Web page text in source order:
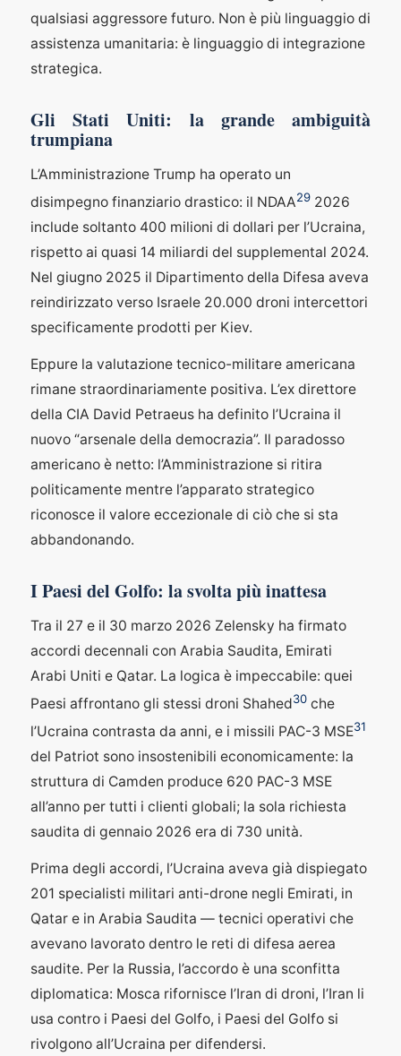
qualsiasi aggressore futuro. Non è più linguaggio di
assistenza umanitaria: è linguaggio di integrazione
strategica.
Gli Stati Uniti: la grande ambiguità
trumpiana
L’Amministrazione Trump ha operato un
disimpegno finanziario drastico: il NDAA292026
include soltanto 400 milioni di dollari per l’Ucraina,
rispetto ai quasi 14 miliardi del supplemental 2024.
Nel giugno 2025 il Dipartimento della Difesa aveva
reindirizzato verso Israele 20.000 droni intercettori
specificamente prodotti per Kiev.
Eppure la valutazione tecnico-militare americana
rimane straordinariamente positiva. L’ex direttore
della CIA David Petraeus ha definito l’Ucraina il
nuovo “arsenale della democrazia”. Il paradosso
americano è netto: l’Amministrazione si ritira
politicamente mentre l’apparato strategico
riconosce il valore eccezionale di ciò che si sta
abbandonando.
I Paesi del Golfo: la svolta più inattesa
Tra il 27 e il 30 marzo 2026 Zelensky ha firmato
accordi decennali con Arabia Saudita, Emirati
Arabi Uniti e Qatar. La logica è impeccabile: quei
Paesi affrontano gli stessi droni Shahed30che
l’Ucraina contrasta da anni, e i missili PAC-3 MSE31
del Patriot sono insostenibili economicamente: la
struttura di Camden produce 620 PAC-3 MSE
all’anno per tutti i clienti globali; la sola richiesta
saudita di gennaio 2026 era di 730 unità.
Prima degli accordi, l’Ucraina aveva già dispiegato
201 specialisti militari anti-drone negli Emirati, in
Qatar e in Arabia Saudita — tecnici operativi che
avevano lavorato dentro le reti di difesa aerea
saudite. Per la Russia, l’accordo è una sconfitta
diplomatica: Mosca rifornisce l’Iran di droni, l’Iran li
usa contro i Paesi del Golfo, i Paesi del Golfo si
rivolgono all’Ucraina per difendersi.